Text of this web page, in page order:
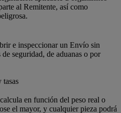
al Remitente, así como
e inspeccionar un Envío sin
seguridad, de aduanas o por
tasas
en función del peso real o
el mayor, y cualquier pieza podrá